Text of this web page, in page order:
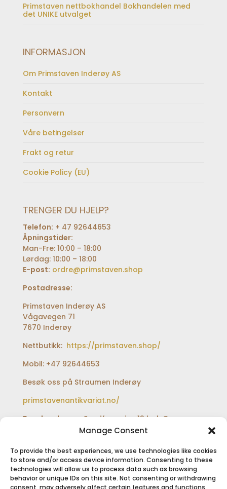
Manage Consent
To provide the best experiences, we use technologies like cookies
to store and/or access device information. Consenting to these
technologies will allow us to process data such as browsing
behavior or unique IDs on this site. Not consenting or withdrawing
consent, may adversely affect certain features and functions.
Primstaven nettbokhandel Bokhandelen med
det UNIKE utvalget
INFORMASJON
Om Primstaven Inderøy AS
Kontakt
Personvern
Våre betingelser
Frakt og retur
Cookie Policy (EU)
TRENGER DU HJELP?
Telefon: + 47 92644653
Åpningstider:
Man-Fre: 10:00 – 18:00
Lørdag: 10:00 – 18:00
E-post: ordre@primstaven.shop
Postadresse:
Primstaven Inderøy AS
Vågavegen 71
7670 Inderøy
Nettbutikk: https://primstaven.shop/
Mobil: +47 92644653
Besøk oss på Straumen Inderøy
primstavenantikvariat.no/
Besøksadresse:Sundfærveien 12 bak Coop
extra og Shell bensinstasjon
SIKKER BETALING